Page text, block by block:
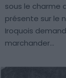
sous le charme
présente sur le
Iroquois
marchander…